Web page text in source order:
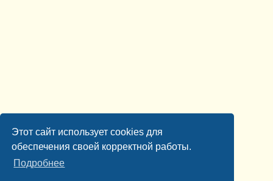
Этот сайт использует cookies для
обеспечения своей корректной работы.
Подробнее